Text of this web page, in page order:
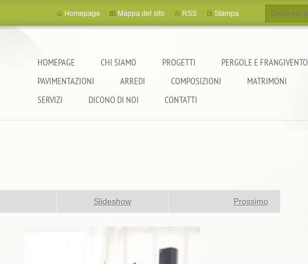
HOMEPAGE CHI SIAMO PROGETTI
PERGOLE E FRANGIVENTO
PAVIMENTAZIONI
ARREDI COMPOSIZIONI MATRIMONI
SERVIZI
DICONO DI NOI CONTATTI
Homepage Mappa del sito RSS Stampa
Slideshow Prossimo